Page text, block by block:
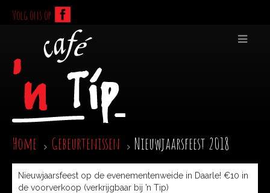
Volg ons op
Home Gebeurtenissen Nieuwjaarsfeest 2018
Nieuwjaarsfeest op de evenementenweide in Daarle! €10 in
de voorverkoop (verkrijgbaar bij ’n Tip)